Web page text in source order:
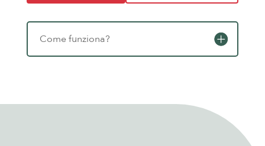
Come funziona?